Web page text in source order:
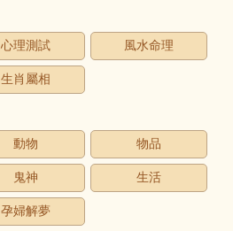
心理測試 風水命理
生肖屬相
動物 物品
鬼神 生活
孕婦解夢